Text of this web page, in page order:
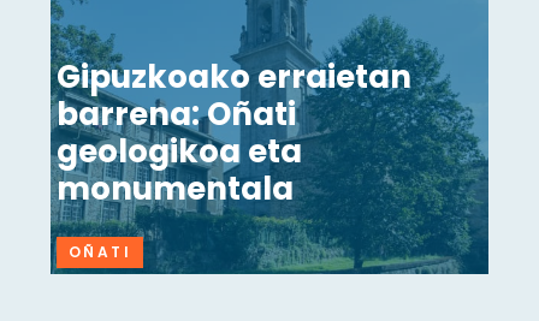
Gipuzkoako erraietan
barrena: Oñati
geologikoa eta
monumentala
OÑATI